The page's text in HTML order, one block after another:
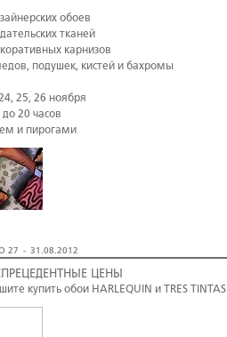
обоев
тканей
карнизов
подушек, кистей и бахромы
25, 26 ноября
до 20 часов
и пирогами
27 - 31.08.2012
ЦЕНЫ
купить обои HARLEQUIN и TRES